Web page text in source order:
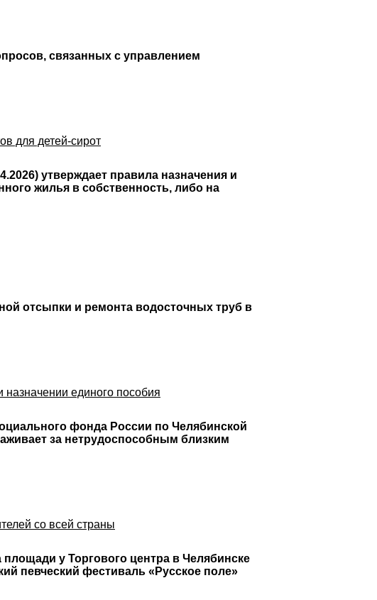
связанных с управлением
для детей-сирот
утверждает правила назначения и
жилья в собственность, либо на
отсыпки и ремонта водосточных труб в
единого пособия
фонда России по Челябинской
за нетрудоспособным близким
со всей страны
у Торгового центра в Челябинске
певческий фестиваль «Русское поле»